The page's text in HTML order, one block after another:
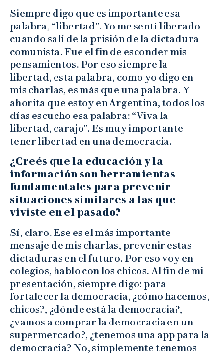
Siempre digo que es importante esa
palabra, “libertad”. Yo me sentí liberado
cuando salí de la prisión de la dictadura
comunista. Fue el fin de esconder mis
pensamientos. Por eso siempre la
libertad, esta palabra, como yo digo en
mis charlas, es más que una palabra. Y
ahorita que estoy en Argentina, todos los
días escucho esa palabra: “Viva la
libertad, carajo”. Es muy importante
tener libertad en una democracia.
¿Creés que la educación y la
información son herramientas
fundamentales para prevenir
situaciones similares a las que
viviste en el pasado?
Sí, claro. Ese es el más importante
mensaje de mis charlas, prevenir estas
dictaduras en el futuro. Por eso voy en
colegios, hablo con los chicos. Al fin de mi
presentación, siempre digo: para
fortalecer la democracia, ¿cómo hacemos,
chicos?, ¿dónde está la democracia?,
¿vamos a comprar la democracia en un
supermercado?, ¿tenemos una app para la
democracia? No, simplemente tenemos